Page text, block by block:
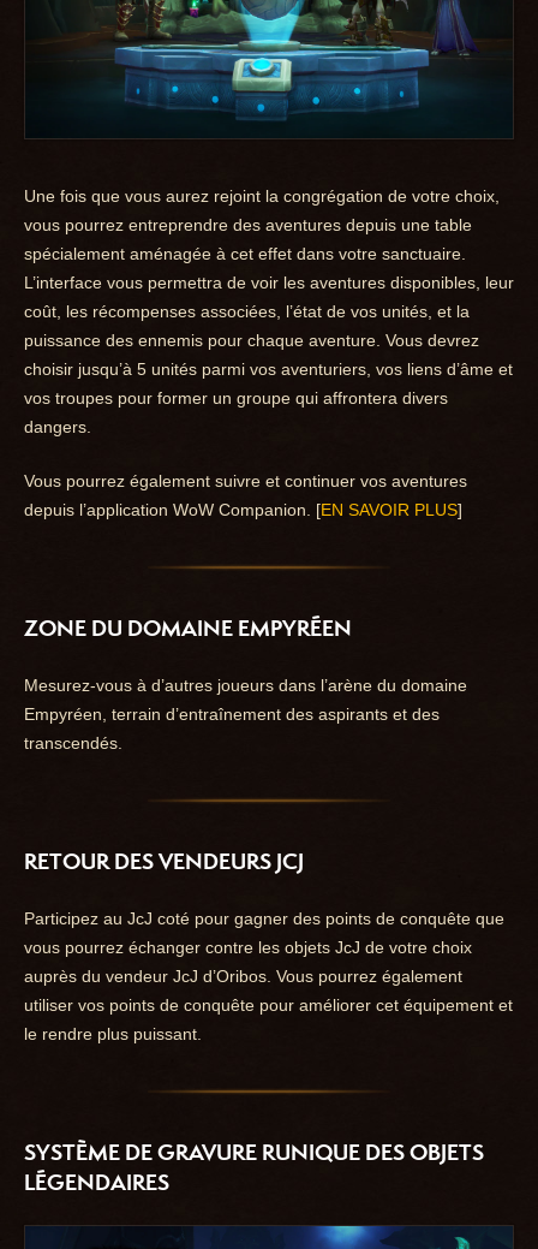
Une fois que vous aurez rejoint la congrégation de votre choix,
vous pourrez entreprendre des aventures depuis une table
spécialement aménagée à cet effet dans votre sanctuaire.
L’interface vous permettra de voir les aventures disponibles, leur
coût, les récompenses associées, l’état de vos unités, et la
puissance des ennemis pour chaque aventure. Vous devrez
choisir jusqu’à 5 unités parmi vos aventuriers, vos liens d’âme et
vos troupes pour former un groupe qui affrontera divers
dangers.
Vous pourrez également suivre et continuer vos aventures
depuis l’application WoW Companion. [EN SAVOIR PLUS]
ZONE DU DOMAINE EMPYRÉEN
Mesurez-vous à d’autres joueurs dans l’arène du domaine
Empyréen, terrain d’entraînement des aspirants et des
transcendés.
RETOUR DES VENDEURS JCJ
Participez au JcJ coté pour gagner des points de conquête que
vous pourrez échanger contre les objets JcJ de votre choix
auprès du vendeur JcJ d’Oribos. Vous pourrez également
utiliser vos points de conquête pour améliorer cet équipement et
le rendre plus puissant.
SYSTÈME DE GRAVURE RUNIQUE DES OBJETS
LÉGENDAIRES